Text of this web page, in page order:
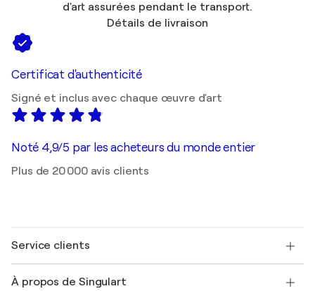
d'art assurées pendant le transport.
Détails de livraison
Certificat d'authenticité
Signé et inclus avec chaque œuvre d'art
Noté 4,9/5 par les acheteurs du monde entier
Plus de 20 000 avis clients
Service clients
Expédition
À propos de Singulart